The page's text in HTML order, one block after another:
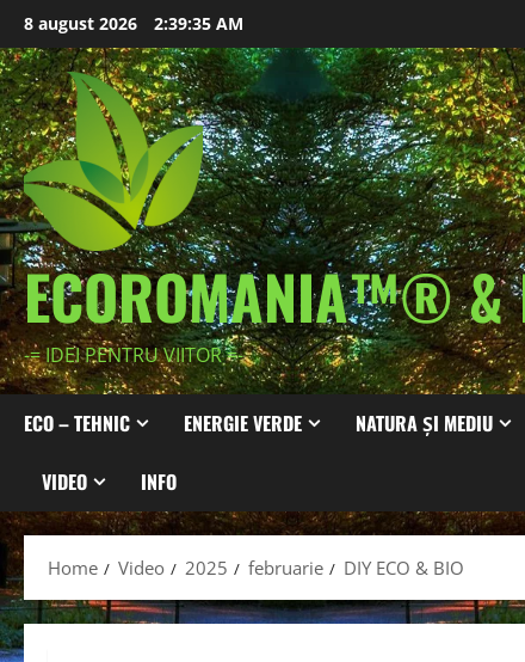
Skip
to
content
8 august 2026 2:39:37 AM
ECOROMANIA™® &
-= IDEI PENTRU VIITOR =-
ECO – TEHNIC ENERGIE VERDE NATURA ȘI MEDIU
VIDEO INFO
Home Video 2025 februarie DIY ECO & BIO